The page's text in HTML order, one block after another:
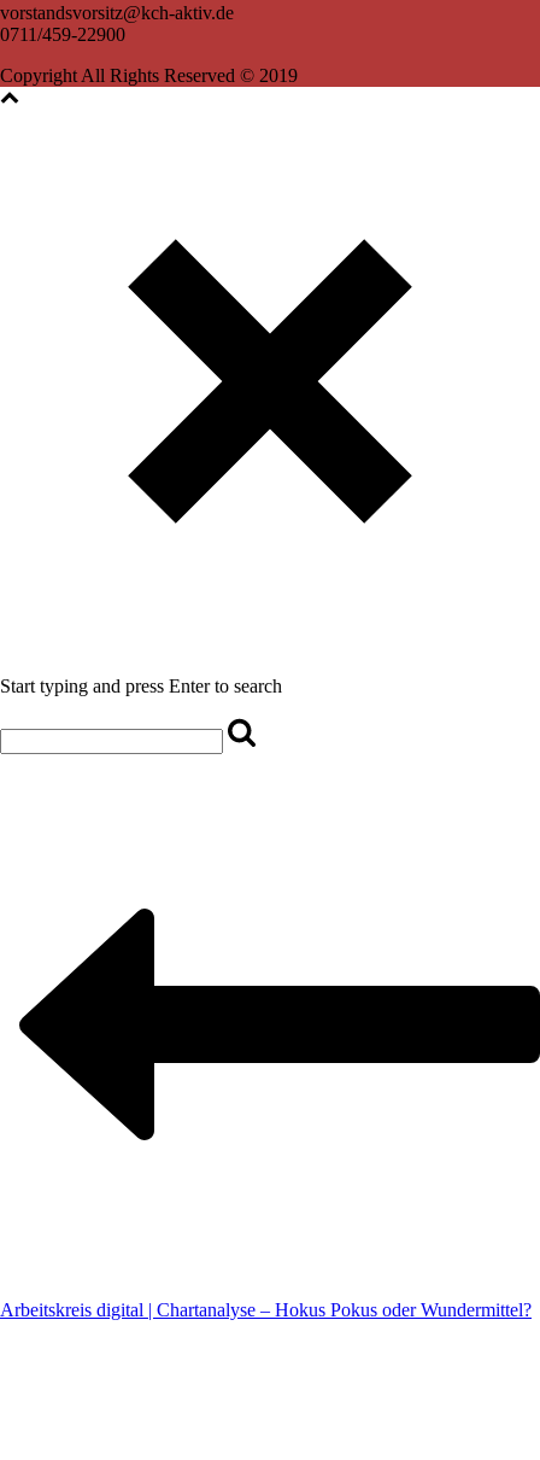
vorstandsvorsitz@kch-aktiv.de
0711/459-22900
Copyright All Rights Reserved © 2019
Start typing and press Enter to search
Arbeitskreis digital | Chartanalyse – Hokus Pokus oder Wundermittel?